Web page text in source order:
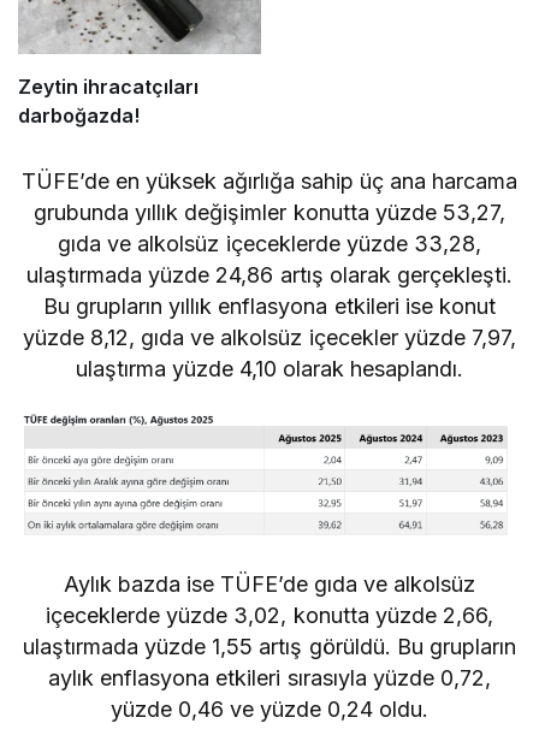
Zeytin ihracatçıları
darboğazda!
TÜFE’de en yüksek ağırlığa sahip üç ana harcama
grubunda yıllık değişimler konutta yüzde 53,27,
gıda ve alkolsüz içeceklerde yüzde 33,28,
ulaştırmada yüzde 24,86 artış olarak gerçekleşti.
Bu grupların yıllık enflasyona etkileri ise konut
yüzde 8,12, gıda ve alkolsüz içecekler yüzde 7,97,
ulaştırma yüzde 4,10 olarak hesaplandı.
Aylık bazda ise TÜFE’de gıda ve alkolsüz
içeceklerde yüzde 3,02, konutta yüzde 2,66,
ulaştırmada yüzde 1,55 artış görüldü. Bu grupların
aylık enflasyona etkileri sırasıyla yüzde 0,72,
yüzde 0,46 ve yüzde 0,24 oldu.